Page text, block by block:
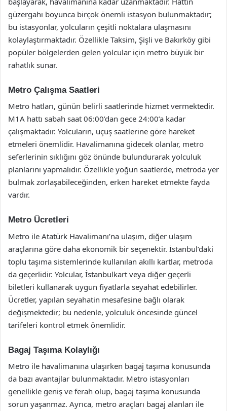
güzergahı boyunca birçok önemli istasyon bulunmaktadır;
bu istasyonlar, yolcuların çeşitli noktalara ulaşmasını
kolaylaştırmaktadır. Özellikle Taksim, Şişli ve Bakırköy gibi
popüler bölgelerden gelen yolcular için metro büyük bir
rahatlık sunar.
Metro Çalışma Saatleri
Metro hatları, günün belirli saatlerinde hizmet vermektedir.
M1A hattı sabah saat 06:00’dan gece 24:00’a kadar
çalışmaktadır. Yolcuların, uçuş saatlerine göre hareket
etmeleri önemlidir. Havalimanına gidecek olanlar, metro
seferlerinin sıklığını göz önünde bulundurarak yolculuk
planlarını yapmalıdır. Özellikle yoğun saatlerde, metroda yer
bulmak zorlaşabileceğinden, erken hareket etmekte fayda
vardır.
Metro Ücretleri
Metro ile Atatürk Havalimanı’na ulaşım, diğer ulaşım
araçlarına göre daha ekonomik bir seçenektir. İstanbul’daki
toplu taşıma sistemlerinde kullanılan akıllı kartlar, metroda
da geçerlidir. Yolcular, İstanbulkart veya diğer geçerli
biletleri kullanarak uygun fiyatlarla seyahat edebilirler.
Ücretler, yapılan seyahatin mesafesine bağlı olarak
değişmektedir; bu nedenle, yolculuk öncesinde güncel
tarifeleri kontrol etmek önemlidir.
Bagaj Taşıma Kolaylığı
Metro ile havalimanına ulaşırken bagaj taşıma konusunda
da bazı avantajlar bulunmaktadır. Metro istasyonları
genellikle geniş ve ferah olup, bagaj taşıma konusunda
sorun yaşanmaz. Ayrıca, metro araçları bagaj alanları ile